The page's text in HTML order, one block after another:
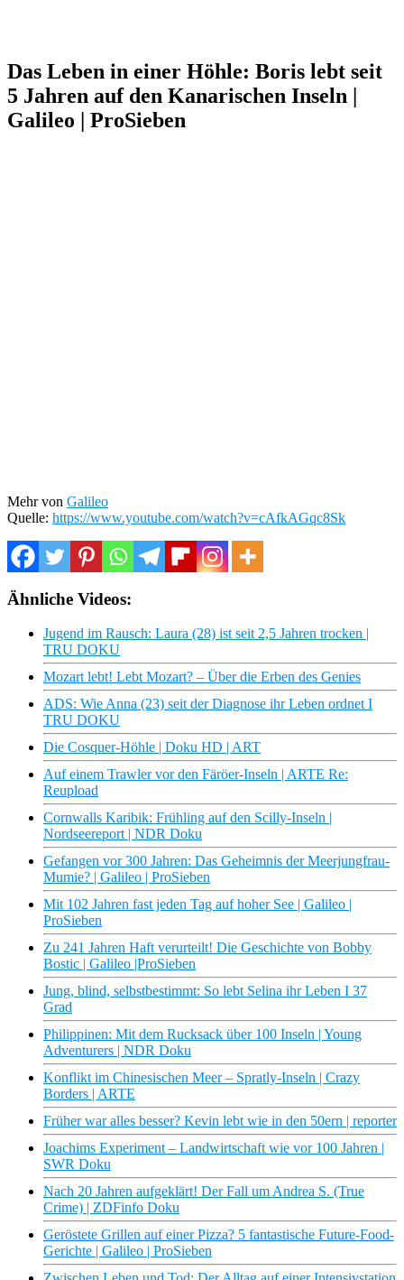
Das Leben in einer Höhle: Boris lebt seit
5 Jahren auf den Kanarischen Inseln |
Galileo | ProSieben
Mehr von Galileo
Quelle: https://www.youtube.com/watch?v=cAfkAGqc8Sk
Ähnliche Videos:
Jugend im Rausch: Laura (28) ist seit 2,5 Jahren trocken |
TRU DOKU
Mozart lebt! Lebt Mozart? – Über die Erben des Genies
ADS: Wie Anna (23) seit der Diagnose ihr Leben ordnet I
TRU DOKU
Die Cosquer-Höhle | Doku HD | ART
Auf einem Trawler vor den Färöer-Inseln | ARTE Re:
Reupload
Cornwalls Karibik: Frühling auf den Scilly-Inseln |
Nordseereport | NDR Doku
Gefangen vor 300 Jahren: Das Geheimnis der Meerjungfrau-
Mumie? | Galileo | ProSieben
Mit 102 Jahren fast jeden Tag auf hoher See | Galileo |
ProSieben
Zu 241 Jahren Haft verurteilt! Die Geschichte von Bobby
Bostic | Galileo |ProSieben
Jung, blind, selbstbestimmt: So lebt Selina ihr Leben I 37
Grad
Philippinen: Mit dem Rucksack über 100 Inseln | Young
Adventurers | NDR Doku
Konflikt im Chinesischen Meer – Spratly-Inseln | Crazy
Borders | ARTE
Früher war alles besser? Kevin lebt wie in den 50ern | reporter
Joachims Experiment – Landwirtschaft wie vor 100 Jahren |
SWR Doku
Nach 20 Jahren aufgeklärt! Der Fall um Andrea S. (True
Crime) | ZDFinfo Doku
Geröstete Grillen auf einer Pizza? 5 fantastische Future-Food-
Gerichte | Galileo | ProSieben